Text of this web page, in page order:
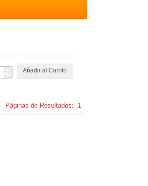
Añadir al Carrito
Páginas de Resultados: 1